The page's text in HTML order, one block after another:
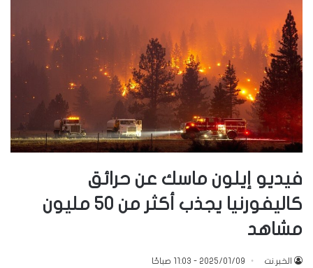
فيديو إيلون ماسك عن حرائق
كاليفورنيا يجذب أكثر من 50 مليون
مشاهد
الخبر.نت 2025/01/09 - 11:03 صباحًا